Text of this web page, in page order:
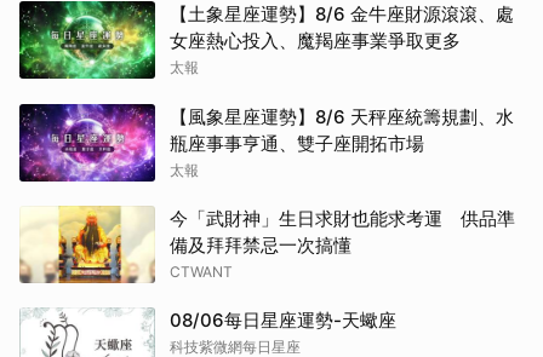
【土象星座運勢】8/6 金牛座財源滾滾、處
女座熱心投入、魔羯座事業爭取更多
太報
【風象星座運勢】8/6 天秤座統籌規劃、水
瓶座事事亨通、雙子座開拓市場
太報
今「武財神」生日求財也能求考運 供品準
備及拜拜禁忌一次搞懂
CTWANT
08/06每日星座運勢-天蠍座
科技紫微網每日星座